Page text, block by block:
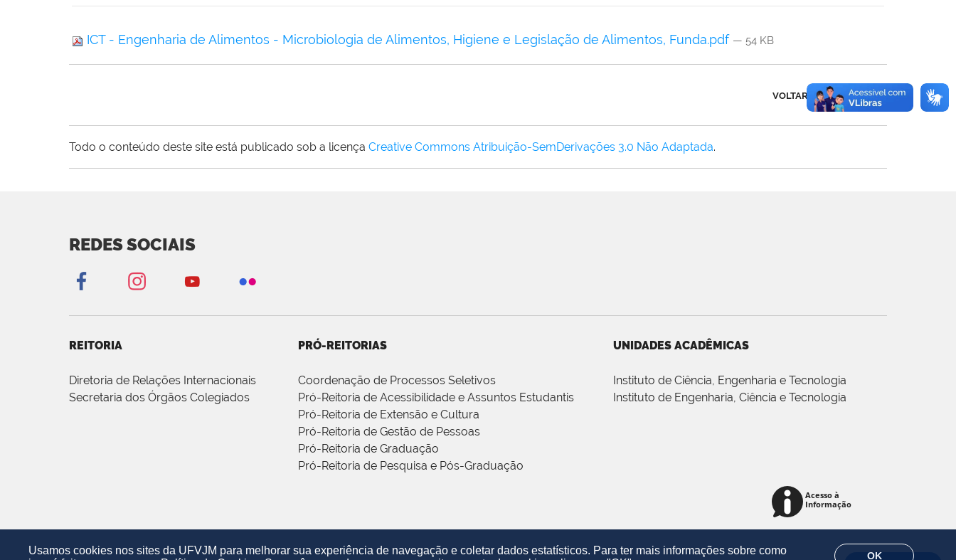
Usamos cookies nos sites da UFVJM para melhorar sua experiência de navegação e coletar dados estatísticos. Para ter mais informações sobre como
OK
ICT - Engenharia de Alimentos - Microbiologia de Alimentos, Higiene e Legislação de Alimentos, Funda.pdf — 54 KB
VOLTAR AO TOPO
Todo o conteúdo deste site está publicado sob a licença Creative Commons Atribuição-SemDerivações 3.0 Não Adaptada.
REDES SOCIAIS
REITORIA
Diretoria de Relações Internacionais
Secretaria dos Órgãos Colegiados
PRÓ-REITORIAS
Coordenação de Processos Seletivos
Pró-Reitoria de Acessibilidade e Assuntos Estudantis
Pró-Reitoria de Extensão e Cultura
Pró-Reitoria de Gestão de Pessoas
Pró-Reitoria de Graduação
Pró-Reitoria de Pesquisa e Pós-Graduação
UNIDADES ACADÊMICAS
Instituto de Ciência, Engenharia e Tecnologia
Instituto de Engenharia, Ciência e Tecnologia